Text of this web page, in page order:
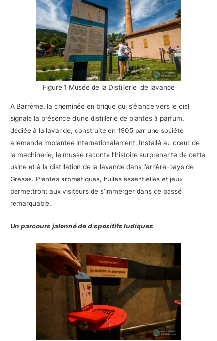
Figure 1 Musée de la Distillerie de lavande
A Barrême, la cheminée en brique qui s’élance vers le ciel
signale la présence d’une distillerie de plantes à parfum,
dédiée à la lavande, construite en 1905 par une société
allemande implantée internationalement. Installé au cœur de
la machinerie, le musée raconte l’histoire surprenante de cette
usine et à la distillation de la lavande dans l’arrière-pays de
Grasse. Plantes aromatiques, huiles essentielles et jeux
permettront aux visiteurs de s’immerger dans ce passé
remarquable.
Un parcours jalonné de dispositifs ludiques